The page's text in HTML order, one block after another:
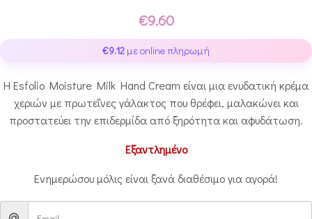
€9.60
€9.12 με online πληρωμή
Η Esfolio Moisture Milk Hand Cream είναι μια ενυδατική κρέμα
χεριών με πρωτεΐνες γάλακτος που θρέφει, μαλακώνει και
προστατεύει την επιδερμίδα από ξηρότητα και αφυδάτωση.
Εξαντλημένο
Ενημερώσου μόλις είναι ξανά διαθέσιμο για αγορά!